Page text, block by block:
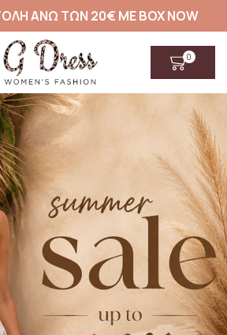
ΑΝΩ ΤΩΝ 20€ ΜΕ BOX NOW
0